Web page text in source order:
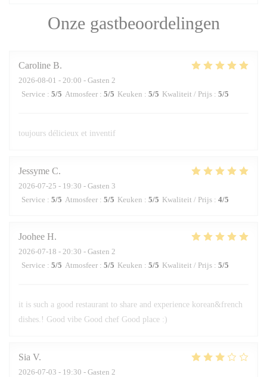
Onze gastbeoordelingen
Caroline B
2026-08-01 - 20:00 - Gasten 2
Service : 5/5 Atmosfeer : 5/5 Keuken : 5/5 Kwaliteit / Prijs : 5/5
toujours délicieux et inventif
Jessyme C
2026-07-25 - 19:30 - Gasten 3
Service : 5/5 Atmosfeer : 5/5 Keuken : 5/5 Kwaliteit / Prijs : 4/5
Joohee H
2026-07-18 - 20:30 - Gasten 2
Service : 5/5 Atmosfeer : 5/5 Keuken : 5/5 Kwaliteit / Prijs : 5/5
it is such a good restaurant to share and experience korean&french
dishes.! Good vibe Good chef Good place :)
Sia V
2026-07-03 - 19:30 - Gasten 2